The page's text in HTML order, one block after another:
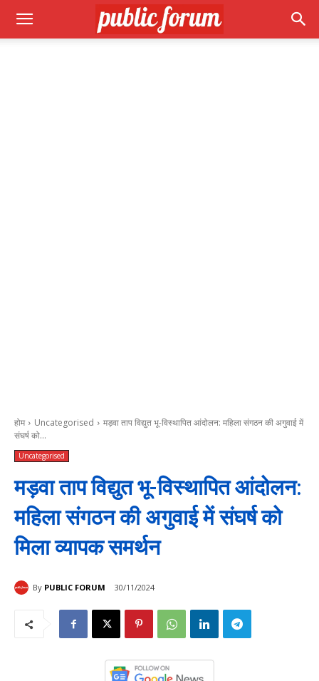
होम Uncategorised
मड़वा ताप विद्युत भू-विस्थापित आंदोलन: महिला संगठन की अगुवाई में
संघर्ष को...
Uncategorised
मड़वा ताप विद्युत भू-विस्थापित आंदोलन:
महिला संगठन की अगुवाई में संघर्ष को
मिला व्यापक समर्थन
By PUBLIC FORUM 30/11/2024